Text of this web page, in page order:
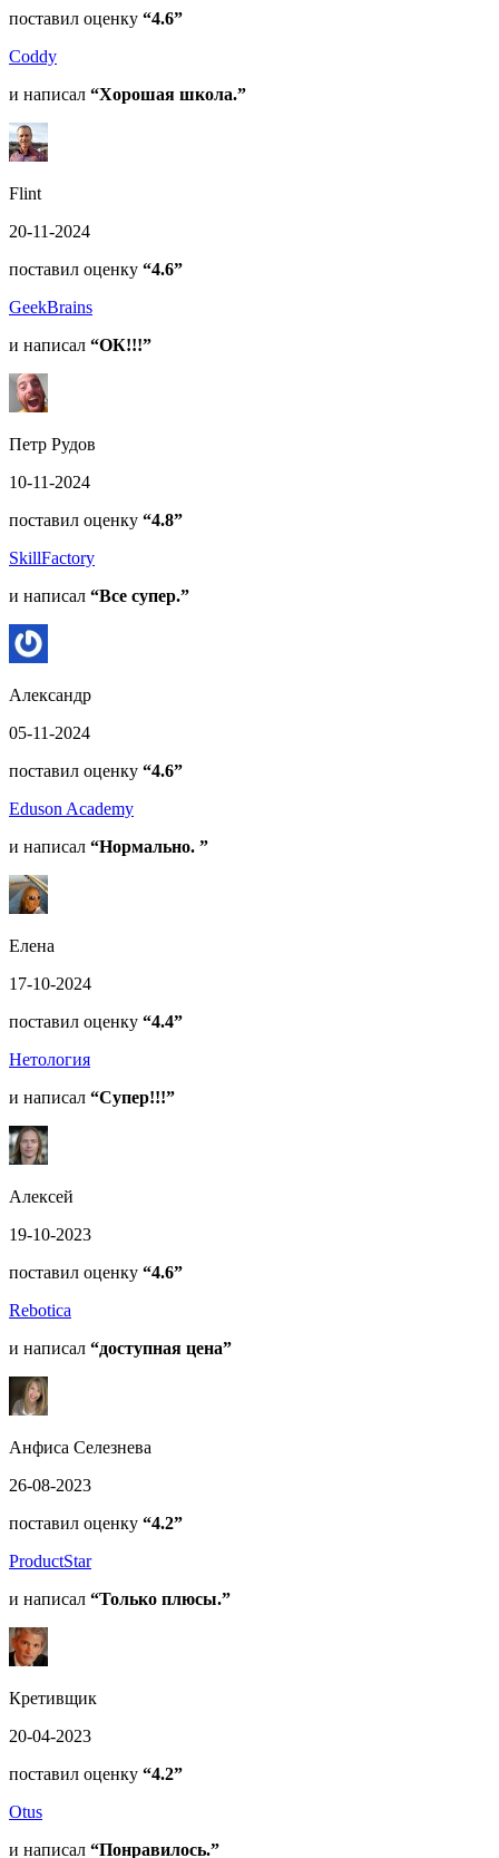
поставил оценку “4.6”
Coddy
и написал “Хорошая школа.”
Flint
20-11-2024
поставил оценку “4.6”
GeekBrains
и написал “ОК!!!”
Петр Рудов
10-11-2024
поставил оценку “4.8”
SkillFactory
и написал “Все супер.”
Александр
05-11-2024
поставил оценку “4.6”
Eduson Academy
и написал “Нормально. ”
Елена
17-10-2024
поставил оценку “4.4”
Нетология
и написал “Супер!!!”
Алексей
19-10-2023
поставил оценку “4.6”
Rebotica
и написал “доступная цена”
Анфиса Селезнева
26-08-2023
поставил оценку “4.2”
ProductStar
и написал “Только плюсы.”
Кретивщик
20-04-2023
поставил оценку “4.2”
Otus
и написал “Понравилось.”